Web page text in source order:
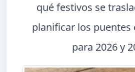
qué festivos se
planificar los puentes
para 2026 y